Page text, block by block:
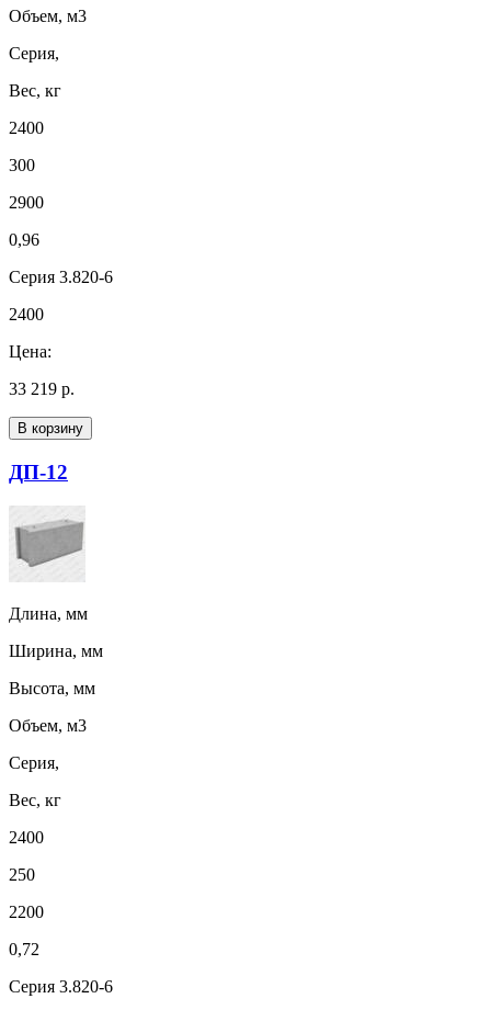
Объем, м3
Серия,
Вес, кг
2400
300
2900
0,96
Серия 3.820-6
2400
Цена:
33 219 р.
В корзину
ДП-12
Длина, мм
Ширина, мм
Высота, мм
Объем, м3
Серия,
Вес, кг
2400
250
2200
0,72
Серия 3.820-6